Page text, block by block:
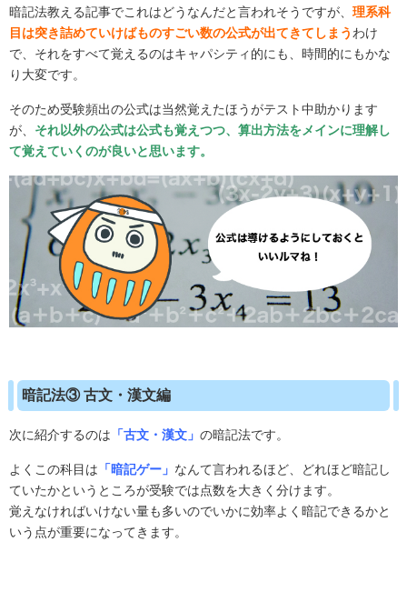
暗記法教える記事でこれはどうなんだと言われそうですが、 理系科
目は突き詰めていけばものすごい数の公式が出てきてしまうわけ
で、それをすべて覚えるのはキャパシティ的にも、時間的にもかな
り大変です。
そのため受験頻出の公式は当然覚えたほうがテスト中助かります
が、 それ以外の公式は公式も覚えつつ、算出方法をメインに理解し
て覚えていくのが良いと思います。
暗記法③ 古文・漢文編
次に紹介するのは 「古文・漢文」 の暗記法です。
よくこの科目は 「暗記ゲー」 なんて言われるほど、どれほど暗記し
ていたかというところが受験では点数を大きく分けます。
覚えなければいけない量も多いのでいかに効率よく暗記できるかと
いう点が重要になってきます。